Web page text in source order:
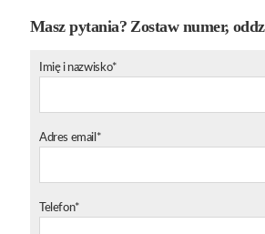
Masz pytania? Zostaw numer,
Imię i nazwisko*
Adres email*
Telefon*